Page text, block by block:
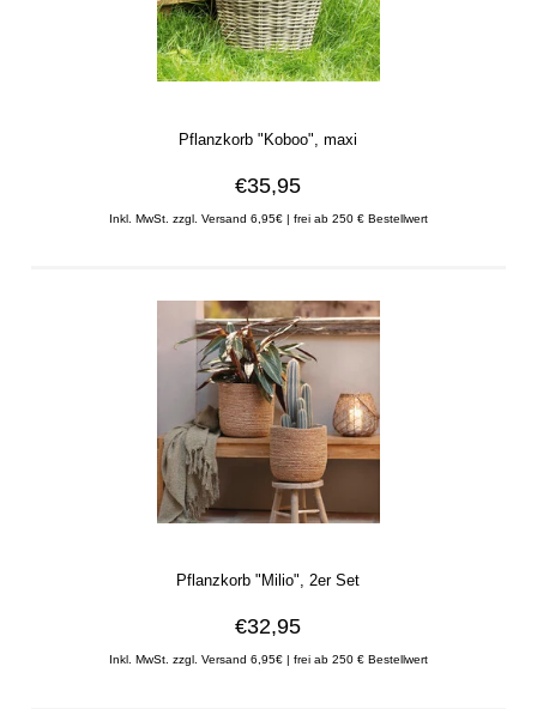
Pflanzkorb "Koboo", maxi
€35,95
Inkl. MwSt. zzgl. Versand 6,95€ | frei ab 250 € Bestellwert
Pflanzkorb "Milio", 2er Set
€32,95
Inkl. MwSt. zzgl. Versand 6,95€ | frei ab 250 € Bestellwert